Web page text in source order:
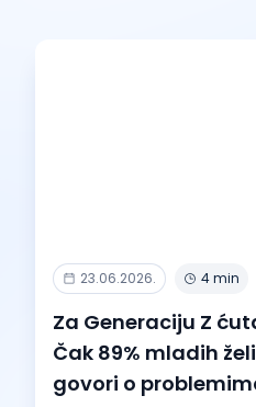
23.06.2026. 4 min
Za Generaciju Z
Čak 89% mladih
govori o